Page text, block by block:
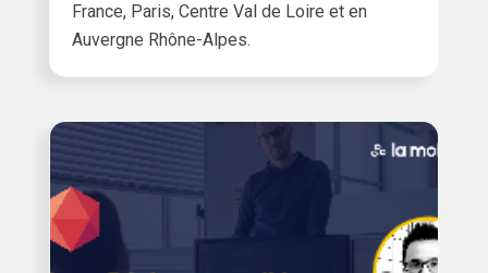
France, Paris, Centre Val de Loire et en
Auvergne Rhône-Alpes.